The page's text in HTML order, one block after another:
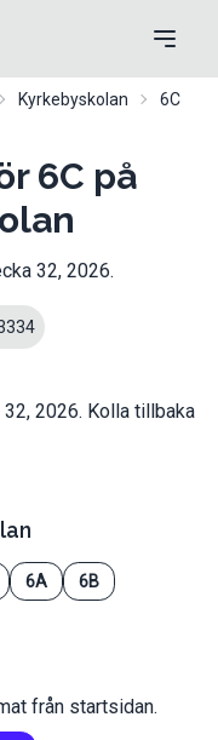
Kyrkebyskolan 6C
6C på
32, 2026.
34
32, 2026. Kolla tillbaka
6A 6B
från startsidan.